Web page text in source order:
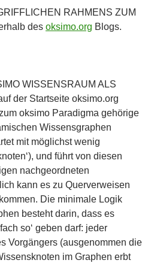
RAHMENS ZUM
des oksimo.org Blogs.
WISSENSRAUM ALS
der Startseite oksimo.org
oksimo Paradigma gehörige
Wissensgraphen
mit möglichst wenig
und führt von diesen
nachgeordneten
kann es zu Querverweisen
Die minimale Logik
besteht darin, dass es
so‘ geben darf: jeder
Vorgängers (ausgenommen die
im Graphen erbt